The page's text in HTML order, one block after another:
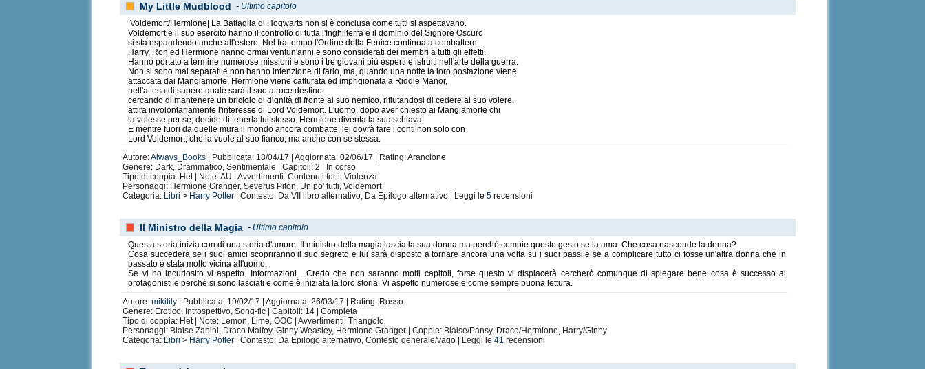
My Little Mudblood - Ultimo capitolo
|Voldemort/Hermione| La Battaglia di Hogwarts non si è conclusa come tutti si aspettavano.
Voldemort e il suo esercito hanno il controllo di tutta l'Inghilterra e il dominio del Signore Oscuro
si sta espandendo anche all'estero. Nel frattempo l'Ordine della Fenice continua a combattere.
Harry, Ron ed Hermione hanno ormai ventun'anni e sono considerati dei membri a tutti gli effetti.
Hanno portato a termine numerose missioni e sono i tre giovani più esperti e istruiti nell'arte della guerra.
Non si sono mai separati e non hanno intenzione di farlo, ma, quando una notte la loro postazione viene
attaccata dai Mangiamorte, Hermione viene catturata ed imprigionata a Riddle Manor,
nell'attesa di sapere quale sarà il suo atroce destino.
cercando di mantenere un briciolo di dignità di fronte al suo nemico, rifiutandosi di cedere al suo volere,
attira involontariamente l'interesse di Lord Voldemort. L'uomo, dopo aver chiesto ai Mangiamorte chi
la volesse per sè, decide di tenerla lui stesso: Hermione diventa la sua schiava.
E mentre fuori da quelle mura il mondo ancora combatte, lei dovrà fare i conti non solo con
Lord Voldemort, che la vuole al suo fianco, ma anche con sè stessa.
Autore:Always_Books | Pubblicata: 18/04/17 | Aggiornata: 02/06/17 | Rating: Arancione
Genere: Dark, Drammatico, Sentimentale | Capitoli: 2 | In corso
Tipo di coppia: Het | Note: AU | Avvertimenti: Contenuti forti, Violenza
Personaggi: Hermione Granger, Severus Piton, Un po' tutti, Voldemort
Categoria: Libri > Harry Potter | Contesto: Da VII libro alternativo, Da Epilogo alternativo | Leggi le5 recensioni
Il Ministro della Magia - Ultimo capitolo
Questa storia inizia con di una storia d'amore. Il ministro della magia lascia la sua donna ma perchè compie questo gesto se la ama. Che cosa nasconde la donna?
Cosa succederà se i suoi amici scopriranno il suo segreto e lui sarà disposto a tornare ancora una volta su i suoi passi e se a complicare tutto ci fosse un'altra donna che in
passato è stata molto vicina all'uomo.
Se vi ho incuriosito vi aspetto. Informazioni... Credo che non saranno molti capitoli, forse questo vi dispiacerà cercherò comunque di spiegare bene cosa è successo ai
protagonisti e perchè si sono lasciati e come è iniziata la loro storia. Vi aspetto numerose e come sempre buona lettura.
Autore:mikilily | Pubblicata: 19/02/17 | Aggiornata: 26/03/17 | Rating: Rosso
Genere: Erotico, Introspettivo, Song-fic | Capitoli: 14 | Completa
Tipo di coppia: Het | Note: Lemon, Lime, OOC | Avvertimenti: Triangolo
Personaggi: Blaise Zabini, Draco Malfoy, Ginny Weasley, Hermione Granger | Coppie: Blaise/Pansy, Draco/Hermione, Harry/Ginny
Categoria: Libri > Harry Potter | Contesto: Da Epilogo alternativo, Contesto generale/vago | Leggi le41 recensioni